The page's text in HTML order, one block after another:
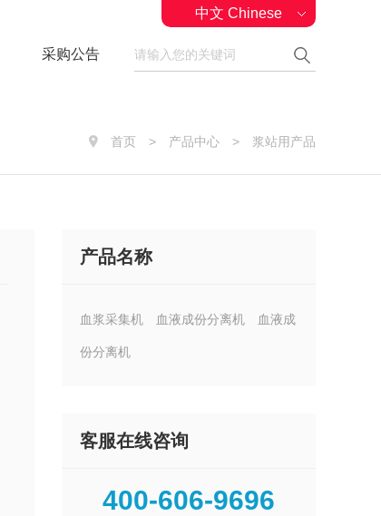
采购公告
中文 Chinese
首页 > 产品中心 > 浆站用产品
产品名称
血浆采集机 血液成份分离机 血液成
份分离机
客服在线咨询
400-606-9696